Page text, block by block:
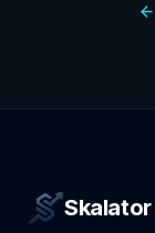
Skalator